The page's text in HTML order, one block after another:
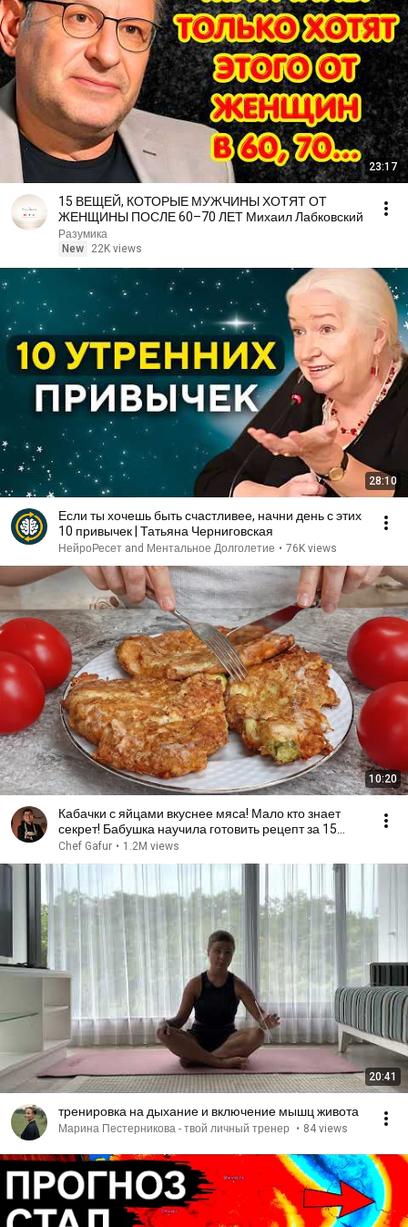
23:17
15 ВЕЩЕЙ, КОТОРЫЕ МУЖЧИНЫ ХОТЯТ ОТ
ЖЕНЩИНЫ ПОСЛЕ 60–70 ЛЕТ Михаил Лабковский
Разумика
New
22K views
28:10
Если ты хочешь быть счастливее, начни день с этих
10 привычек | Татьяна Черниговская
НейроРесет and Ментальное Долголетие • 76K views
10:20
Кабачки с яйцами вкуснее мяса! Мало кто знает
секрет! Бабушка научила готовить рецепт за 15
минут
Chef Gafur • 1.2M views
20:41
тренировка на дыхание и включение мышц живота
Марина Пестерникова - твой личный тренер • 84 views